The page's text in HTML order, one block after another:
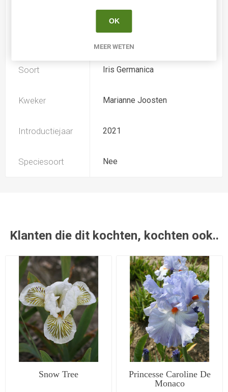
TB (tall bearded) Hoge
Soort Iris Germanica
Kweker Marianne Joosten
Introductiejaar 2021
Speciesoort Nee
Klanten die dit kochten, kochten ook..
Snow Tree
Princesse Caroline De
Monaco
OK
MEER WETEN